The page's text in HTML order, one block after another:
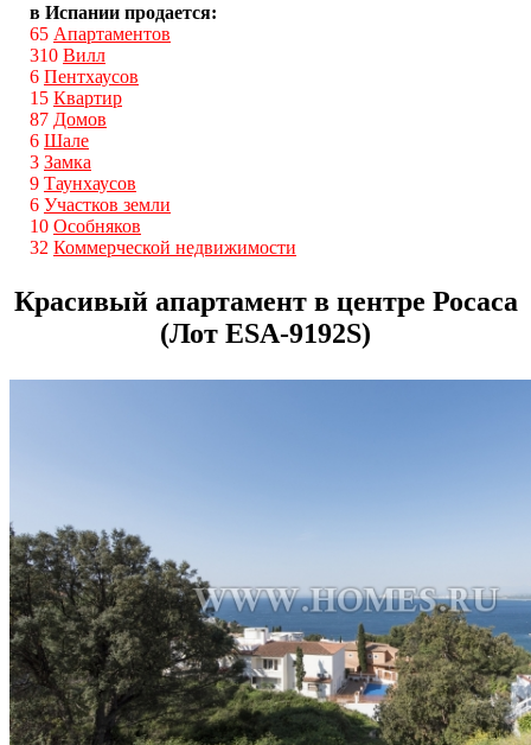
в Испании продается:
65 Апартаментов
310 Вилл
6 Пентхаусов
15 Квартир
87 Домов
6 Шале
3 Замка
9 Таунхаусов
6 Участков земли
10 Особняков
32 Коммерческой недвижимости
Красивый апартамент в центре Росаса
(Лот ESA-9192S)